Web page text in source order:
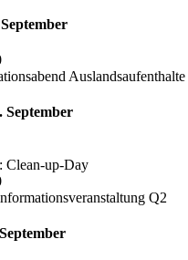
Auslandsaufenthalte
September
Clean-up-Day
Q2